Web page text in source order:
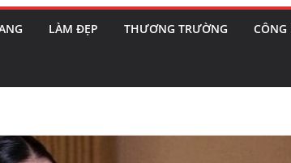
LÀM ĐẸP THƯƠNG TRƯỜNG CÔNG